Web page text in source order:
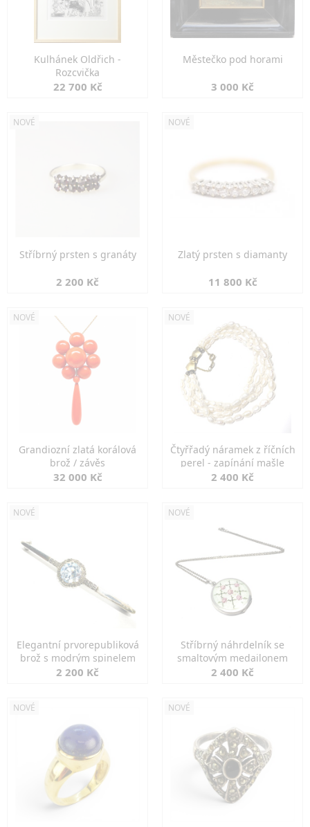
Kulhánek Oldřich -
Rozcvička
22 700 Kč
Městečko pod horami
3 000 Kč
NOVÉ
Stříbrný prsten s granáty
2 200 Kč
NOVÉ
Zlatý prsten s diamanty
11 800 Kč
NOVÉ
Grandiozní zlatá korálová
brož / závěs
32 000 Kč
NOVÉ
Čtyřřadý náramek z říčních
perel - zapínání mašle
2 400 Kč
NOVÉ
Elegantní prvorepubliková
brož s modrým spinelem
2 200 Kč
NOVÉ
Stříbrný náhrdelník se
smaltovým medailonem
2 400 Kč
NOVÉ NOVÉ